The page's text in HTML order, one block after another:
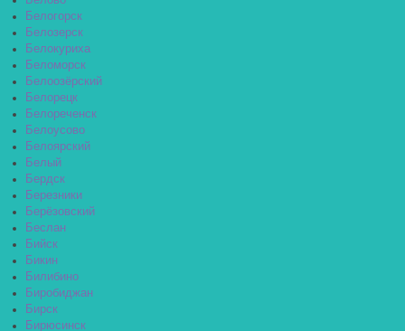
Белогорск
Белозерск
Белокуриха
Беломорск
Белоозёрский
Белорецк
Белореченск
Белоусово
Белоярский
Белый
Бердск
Березники
Берёзовский
Беслан
Бийск
Бикин
Билибино
Биробиджан
Бирск
Бирюсинск